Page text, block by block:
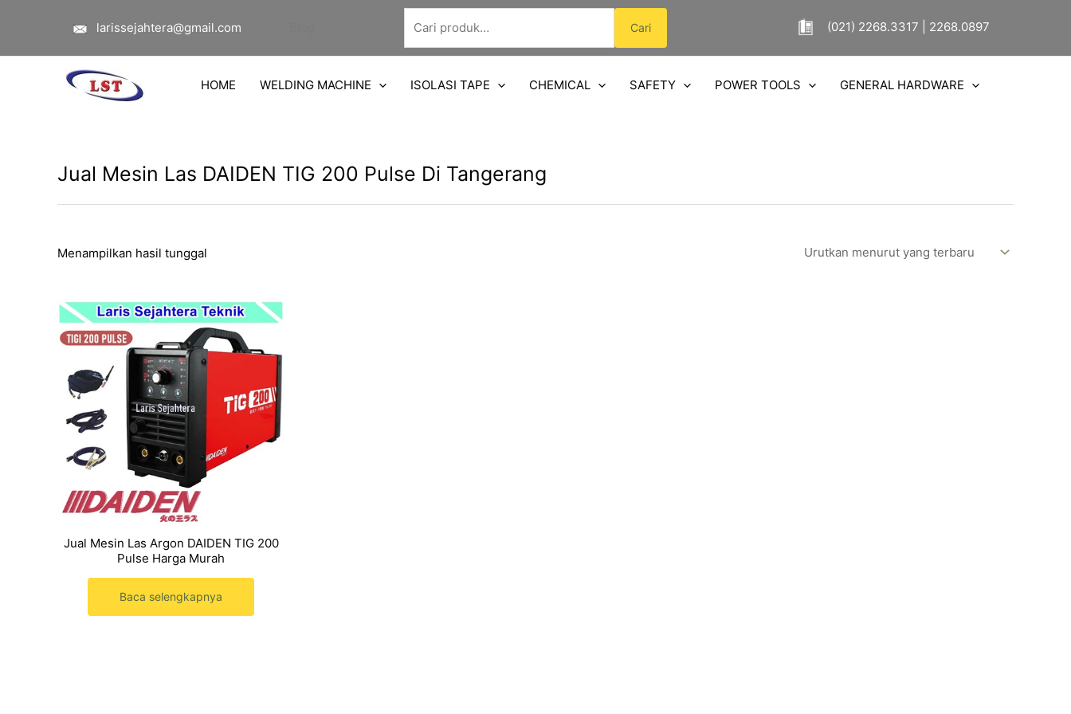
larissejahtera@gmail.com
Pencarian
untuk:
Cari (021) 2268.3317 | 2268.0897
HOME WELDING MACHINE ISOLASI TAPE CHEMICAL SAFETY POWER TOOLS GENERAL HARDWARE
Jual Mesin Las DAIDEN TIG 200 Pulse Di Tangerang
Menampilkan hasil tunggal
Jual Mesin Las Argon DAIDEN TIG 200
Pulse Harga Murah
Baca selengkapnya